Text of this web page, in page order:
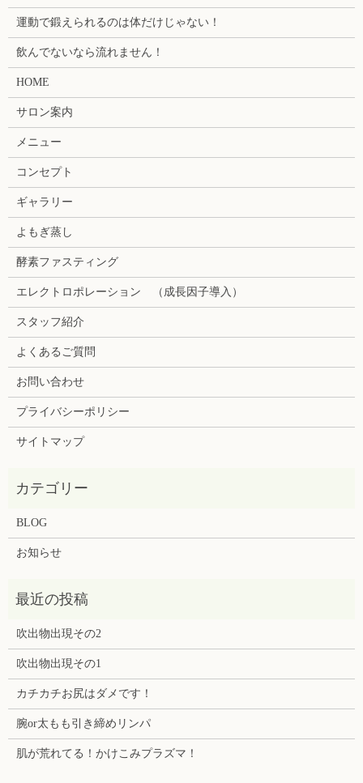
運動で鍛えられるのは体だけじゃない！
飲んでないなら流れません！
HOME
サロン案内
メニュー
コンセプト
ギャラリー
よもぎ蒸し
酵素ファスティング
エレクトロポレーション （成長因子導入）
スタッフ紹介
よくあるご質問
お問い合わせ
プライバシーポリシー
サイトマップ
BLOG
お知らせ
吹出物出現その2
吹出物出現その1
カチカチお尻はダメです！
腕or太もも引き締めリンパ
肌が荒れてる！かけこみプラズマ！